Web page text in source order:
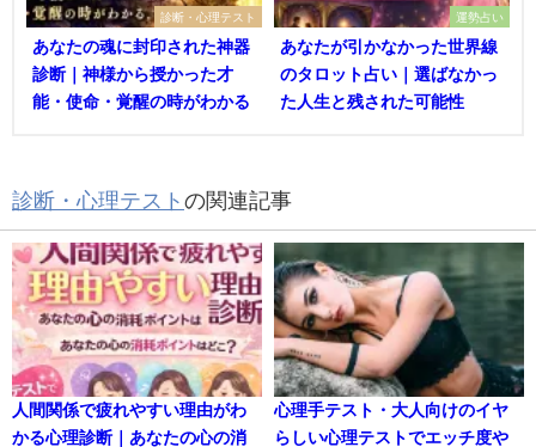
診断・心理テスト
あなたの魂に封印された神器
診断｜神様から授かった才
能・使命・覚醒の時がわかる
運勢占い
あなたが引かなかった世界線
のタロット占い｜選ばなかっ
た人生と残された可能性
診断・心理テスト の関連記事
人間関係で疲れやすい理由がわ
かる心理診断｜あなたの心の消
心理手テスト・大人向けのイヤ
らしい心理テストでエッチ度や